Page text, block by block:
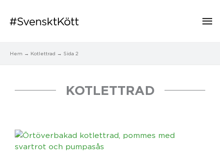
Hem Kotlettrad Sida 2
KOTLETTRAD
Sida
SidaSidaSida